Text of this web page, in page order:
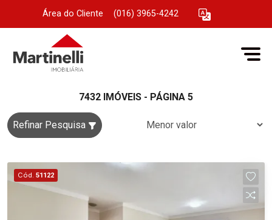
Área do Cliente (016) 3965-4242
7432 IMÓVEIS - PÁGINA 5
Refinar Pesquisa
Cód. 51122